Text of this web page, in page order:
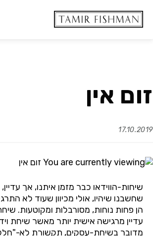
זום אין
17.10.2019
שיחות-הווידאו כבר מזמן איתנו, אך עדיין,
שחשבנו שיהיו, אולי מכיוון שעוד לא
הן פחות נוחות, מסורבלות ומקוטעות.
עדיין מרגישה אישית יותר מאשר שיחת
מדובר בשיחת-עסקים, תקשורת לא-